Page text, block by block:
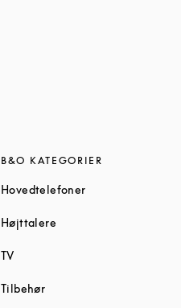
B&O KATEGORIER
HovedtelefonerLink Opens in
Højttalere
TVLink Opens in New Tab
TilbehørLink Opens in New Tab